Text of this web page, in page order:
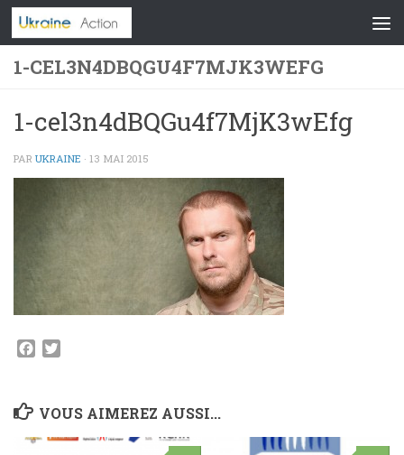
Skip to content
1-CEL3N4DBQGU4F7MJK3WEFG
1-cel3n4dBQGu4f7MjK3wEfg
PAR UKRAINE · 13 MAI 2015
Facebook
VOUS AIMEREZ AUSSI...